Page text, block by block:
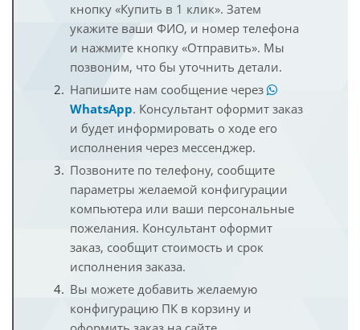
кнопку «Купить в 1 клик». Затем
укажите ваши ФИО, и номер телефона
и нажмите кнопку «Отправить». Мы
позвоним, что бы уточнить детали.
Напишите нам сообщение через
WhatsApp. Консультант оформит заказ
и будет информировать о ходе его
исполнения через мессенджер.
Позвоните по телефону, сообщите
параметры желаемой конфигурации
компьютера или ваши персональные
пожелания. Консультант оформит
заказ, сообщит стоимость и срок
исполнения заказа.
Вы можете добавить желаемую
конфигурацию ПК в корзину и